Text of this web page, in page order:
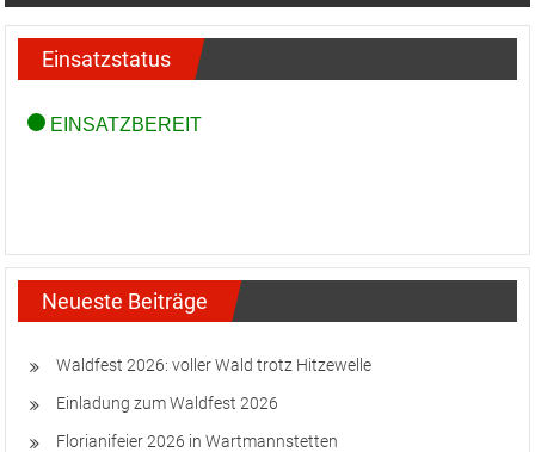
Einsatzstatus
Neueste Beiträge
Waldfest 2026: voller Wald trotz Hitzewelle
Einladung zum Waldfest 2026
Florianifeier 2026 in Wartmannstetten